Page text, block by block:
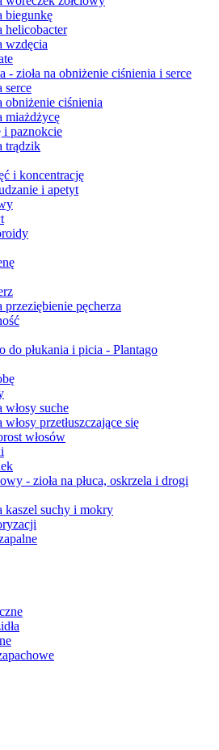
biegunkę
helicobacter
wzdęcia
- zioła na obniżenie ciśnienia i serce
serce
obniżenie ciśnienia
miażdżycę
i paznokcie
trądzik
i koncentrację
i apetyt
przeziębienie pęcherza
do płukania i picia - Plantago
włosy suche
włosy przetłuszczające się
włosów
- zioła na płuca, oskrzela i drogi
kaszel suchy i mokry